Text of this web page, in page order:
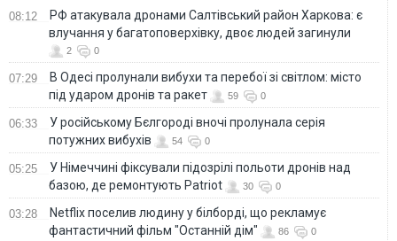
08:12
РФ атакувала дронами Салтівський район Харкова: є
влучання у багатоповерхівку, двоє людей загинули
2 0
07:29
В Одесі пролунали вибухи та перебої зі світлом: місто
під ударом дронів та ракет
59 0
06:33
У російському Бєлгороді вночі пролунала серія
потужних вибухів
54 0
05:25
У Німеччині фіксували підозрілі польоти дронів над
базою, де ремонтують Patriot
30 0
03:28
Netflix поселив людину у білборді, що рекламує
фантастичний фільм "Останній дім"
86 0